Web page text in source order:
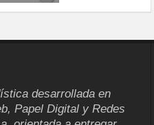
desarrollada en
Papel Digital y Redes